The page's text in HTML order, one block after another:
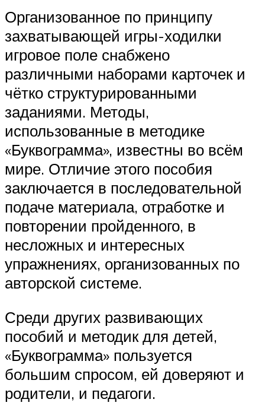
Организованное по принципу
захватывающей игры-ходилки
игровое поле снабжено
различными наборами карточек и
чётко структурированными
заданиями. Методы,
использованные в методике
«Буквограмма», известны во всём
мире. Отличие этого пособия
заключается в последовательной
подаче материала, отработке и
повторении пройденного, в
несложных и интересных
упражнениях, организованных по
авторской системе.
Среди других развивающих
пособий и методик для детей,
«Буквограмма» пользуется
большим спросом, ей доверяют и
родители, и педагоги.